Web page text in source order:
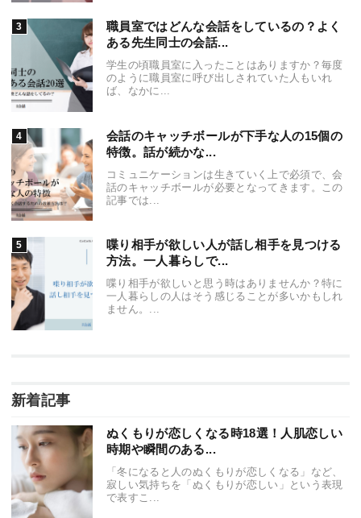
職員室ではどんな会話をしているの？よく
ある先生同士の会話...
学生の頃職員室に入ったことはありますか？毎度
のように職員室に呼び出しされていた人もいれ
ば、なかに...
会話のキャッチボールが下手な人の15個の
特徴。話が続かな...
コミュニケーションは生きていく上で必須で、会
話のキャッチボールが必要となってきます。この
記事では...
喋り相手が欲しい人が話し相手を見つける
方法。一人暮らしで...
喋り相手が欲しいと思う時はありませんか？特に
一人暮らしの人はそう感じることが多いかもしれ
ません。...
新着記事
ぬくもりが恋しくなる時18選！人肌恋しい
時期や瞬間のある...
「冬になると人のぬくもりが恋しくなる」など、
寂しい気持ちを「ぬくもりが恋しい」という表現
で表すこ...